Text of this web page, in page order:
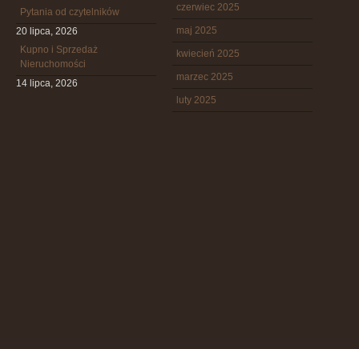
Pytania od czytelników
20 lipca, 2026
Kupno i Sprzedaż
Nieruchomości
14 lipca, 2026
czerwiec 2025
maj 2025
kwiecień 2025
marzec 2025
luty 2025